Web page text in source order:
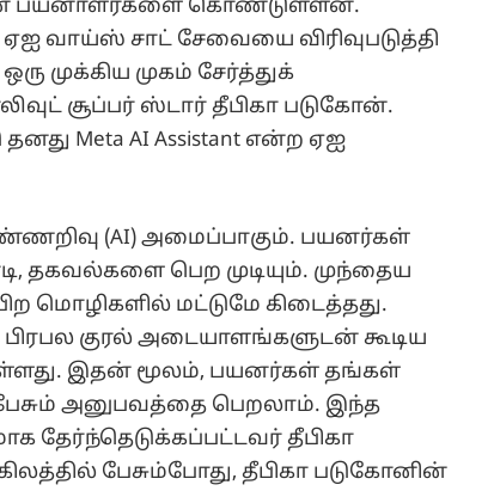
பயனாளர்களை கொண்டுள்ளன.
வாய்ஸ் சாட் சேவையை விரிவுபடுத்தி
முக்கிய முகம் சேர்த்துக்
சூப்பர் ஸ்டார் தீபிகா படுகோன்.
Meta AI Assistant என்ற ஏஐ
(AI) அமைப்பாகும். பயனர்கள்
தகவல்களை பெற முடியும். முந்தைய
மொழிகளில் மட்டுமே கிடைத்தது.
குரல் அடையாளங்களுடன் கூடிய
இதன் மூலம், பயனர்கள் தங்கள்
அனுபவத்தை பெறலாம். இந்த
தேர்ந்தெடுக்கப்பட்டவர் தீபிகா
பேசும்போது, தீபிகா படுகோனின்